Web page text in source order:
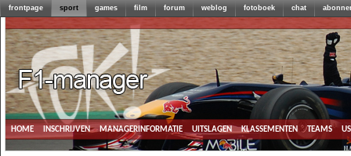
frontpage sport games film forum weblog fotoboek chat
home inschrijven managerinformatie uitslagen klassementen teams